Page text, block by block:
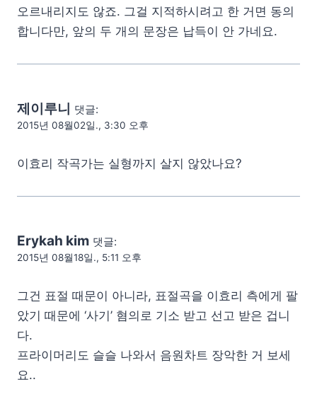
오르내리지도 않죠. 그걸 지적하시려고 한 거면 동의
합니다만, 앞의 두 개의 문장은 납득이 안 가네요.
제이루니 댓글:
2015년 08월02일., 3:30 오후
이효리 작곡가는 실형까지 살지 않았나요?
Erykah kim 댓글:
2015년 08월18일., 5:11 오후
그건 표절 때문이 아니라, 표절곡을 이효리 측에게 팔
았기 때문에 ‘사기’ 혐의로 기소 받고 선고 받은 겁니
다.
프라이머리도 슬슬 나와서 음원차트 장악한 거 보세
요..